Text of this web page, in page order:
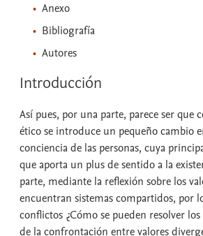
Anexo
Bibliografía
Autores
Introducción
Así pues, por una parte, parece ser que
ético se introduce un pequeño cambio
conciencia de las personas, cuya
que aporta un plus de sentido a la
parte, mediante la reflexión sobre los
encuentran sistemas compartidos, por
conflictos ¿Cómo se pueden resolver
de la confrontación entre valores